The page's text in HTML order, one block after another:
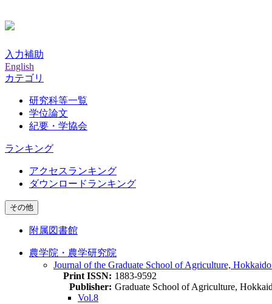
入力補助
English
カテゴリ
研究科等一覧
学位論文
紀要・学協会
ランキング
アクセスランキング
ダウンロードランキング
その他
附属図書館
農学院・農学研究院
Journal of the Graduate School of Agriculture,
Print ISSN: 1883-9592
Publisher: Graduate School of Agriculture,
Vol.8